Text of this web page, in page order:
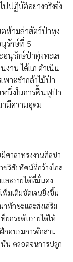
ปฏิบัติอย่างจริงจัง
ห้ามล่าสัตว์ป่าทุ่ง
นุรักษ์ที่ 5
อนุรักษ์ป่าทุ่งทะเล
งาน ได้แก่ ดำเนิน
พาะชำกล้าไม้ป่า
หนึ่งในการฟื้นฟูป่า
ามีความอุดม
ศาลาทรงงานศิลปา
วิสัยทัศน์ที่กว้างไกล
ละรายได้ที่มั่นคง
พิ่มเติมชัดเจนยิ่งขึ้น
ทักษะและส่งเสริม
ยกระดับรายได้ให้
กอบรมการจักสาน
น ตลอดจนการปลูก